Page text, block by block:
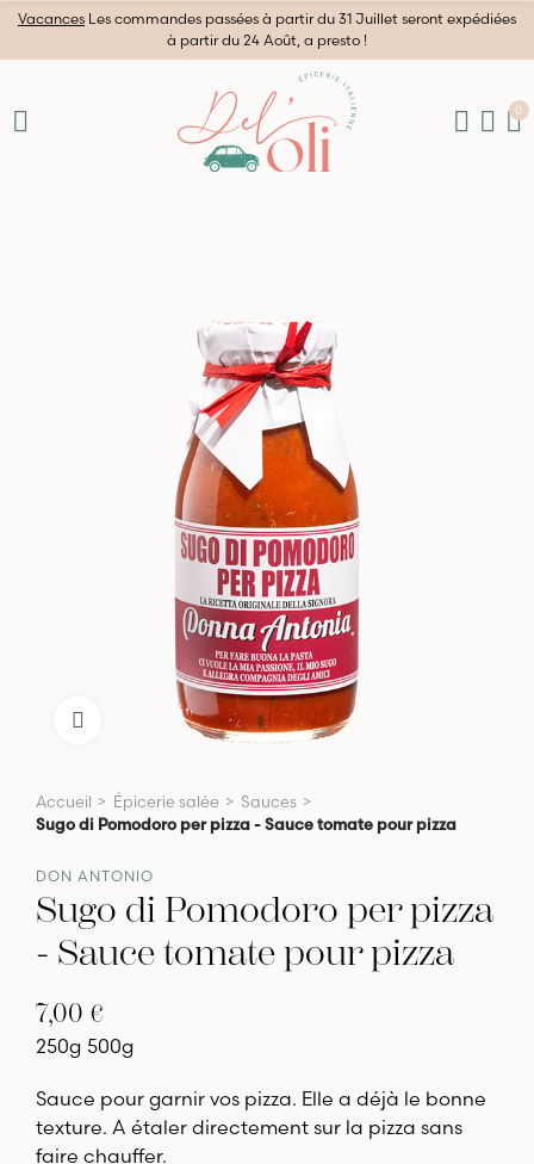
Vacances Les commandes passées à partir du 31 Juillet seront expédiées
à partir du 24 Août, a presto !
0
Click to enlarge
Accueil Épicerie salée
Sauces
Sugo di Pomodoro per pizza - Sauce tomate pour pizza
DON ANTONIO
Sugo di Pomodoro per pizza
- Sauce tomate pour pizza
7,00 €
250g 500g
Sauce pour garnir vos pizza. Elle a déjà le bonne
texture. A étaler directement sur la pizza sans
faire chauffer.